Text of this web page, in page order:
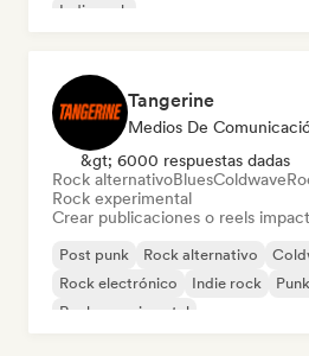
Indie rock
Tangerine
Medios De
&gt; 6000 respuestas dadas
Rock alternativoBluesColdwave
Rock experimental
Crear publicaciones o reels
Post punk Rock alternativo
Rock electrónico
Indie rock
Rock experimental